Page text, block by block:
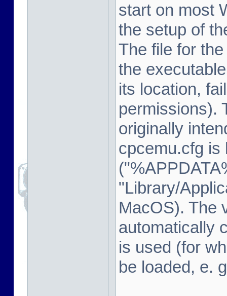
start on most
the setup of
The file for
the
its location,
permissions).
originally
cpcemu.cfg is
"Library/
MacOS). The
automatically
is used (for
be loaded, e.